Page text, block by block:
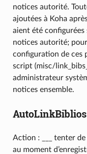
notices autorité.
ajoutées à Koha
aient été
notices autorité;
configuration de ces
script (misc/
administrateur
notices ensemble.
AutoLinkBiblios
Action : ___ tenter
au moment